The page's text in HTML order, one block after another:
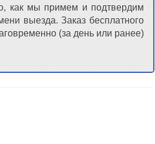
как мы примем и подтвердим
выезда. Заказ бесплатного
(за день или ранее)